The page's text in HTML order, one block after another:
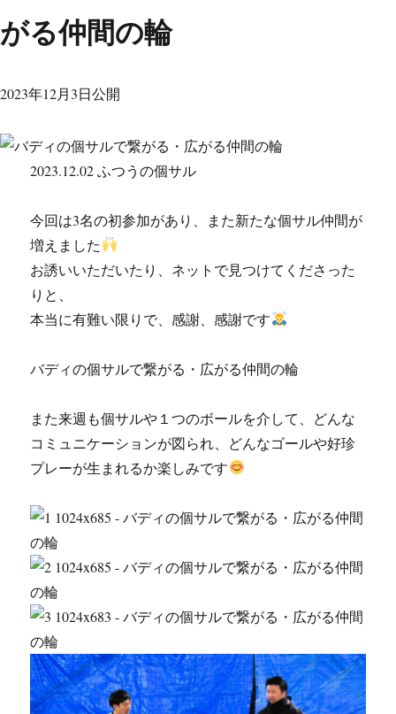
がる仲間の輪
2023年12月3日公開
2023.12.02 ふつうの個サル
今回は3名の初参加があり、また新たな個サル仲間が
増えました
お誘いいただいたり、ネットで見つけてくださった
りと、
本当に有難い限りで、感謝、感謝です
バディの個サルで繋がる・広がる仲間の輪
また来週も個サルや１つのボールを介して、どんな
コミュニケーションが図られ、どんなゴールや好珍
プレーが生まれるか楽しみです